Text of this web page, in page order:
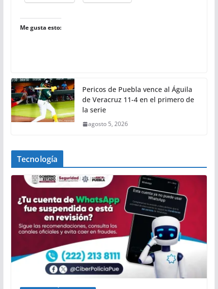
Me gusta esto:
Pericos de Puebla vence al Águila
de Veracruz 11-4 en el primero de
la serie
agosto 5, 2026
Tecnología